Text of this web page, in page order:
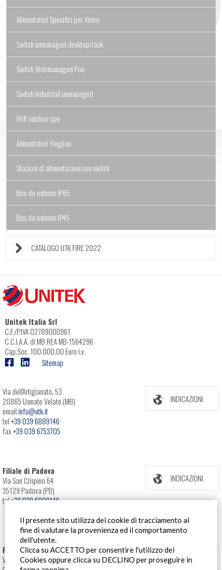
Il presente sito utilizza dei cookie di tracciamento al
fine di valutare la provenienza ed il comportamento
dell'utente.
Clicca su ACCETTO per consentire l'utilizzo dei
Cookies oppure clicca su DECLINO per proseguire in
Alimentatori Specifici per Video
Switch unmanaged desktop/rack
Switch Webmanaged Poe
Switch industriali unmanaged
Wifi outdoor cpe
Alimentatori Yingjiao
Stazioni di alimentazioni con switch
Box da esterno IP65
Box da esterno IP45
CATALOGO UTK FIRE 2022
Unitek Italia Srl
C.F./P.IVA 02789000961
C.C.I.A.A. di MB REA MB-1564296
Cap.Soc. 100.000,00 Euro i.v.
Sitemap
Via dell'Artigianato, 53
20865 Usmate Velate (MB)
emailinfo@utk.it
tel+39 039 6889146
fax+39 039 6753705
INDICAZIONI
Filiale di Padova
Via San Crispino 64
35129 Padova (PD)
tel+39 039 6889146
INDICAZIONI
Filiale Roma
Via Pontina 583
INDICAZIONI